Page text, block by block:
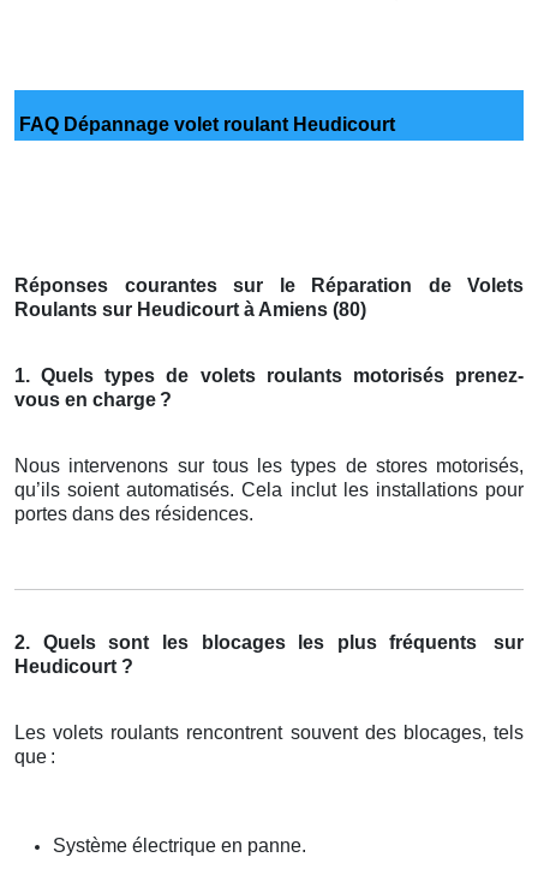
FAQ Dépannage volet roulant Heudicourt
Réponses courantes sur le Réparation de Volets
Roulants sur Heudicourt à Amiens (80)
1. Quels types de volets roulants motorisés prenez-
vous en charge ?
Nous intervenons sur tous les types de stores motorisés,
qu’ils soient automatisés. Cela inclut les installations pour
portes dans des résidences.
2. Quels sont les blocages les plus fréquents
sur
Heudicourt ?
Les volets roulants rencontrent souvent des blocages, tels
que :
Système électrique en panne.